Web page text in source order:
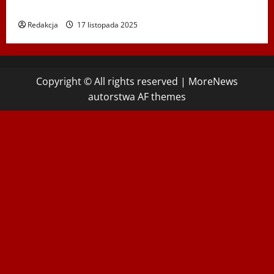
Redakcja 17 listopada 2025
Copyright © All rights reserved | MoreNews
autorstwa AF themes